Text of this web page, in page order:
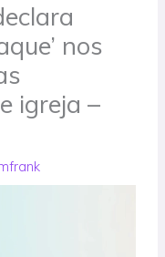
nos
igreja –